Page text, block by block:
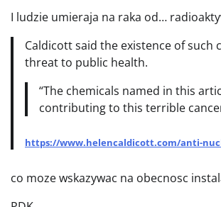
I ludzie umieraja na raka od…
Caldicott said the existence of
threat to public health.
“The chemicals named in this
contributing to this terrible
https://www.helencaldicott.com/anti-
co moze wskazywac na obecnosc